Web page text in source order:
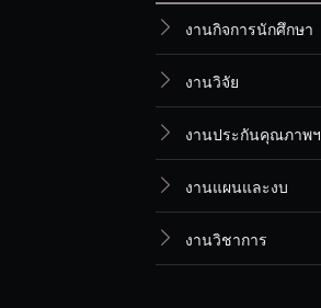
งานกิจการนักศึกษา
งานวิจัย
งานประกันคุณภาพฯ
งานแผนและงบ
งานวิชาการ